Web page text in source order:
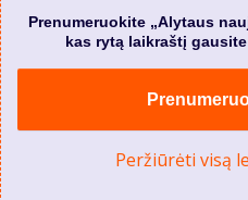
Prenumeruokite „Alytaus
kas rytą laikraštį
Peržiūrėti visą